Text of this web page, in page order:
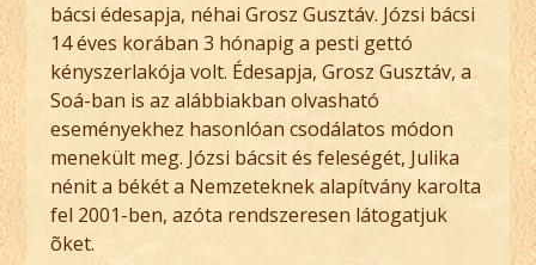
bácsi édesapja, néhai Grosz Gusztáv. Józsi bácsi
14 éves korában 3 hónapig a pesti gettó
kényszerlakója volt. Édesapja, Grosz Gusztáv, a
Soá-ban is az alábbiakban olvasható
eseményekhez hasonlóan csodálatos módon
menekült meg. Józsi bácsit és feleségét, Julika
nénit a békét a Nemzeteknek alapítvány karolta
fel 2001-ben, azóta rendszeresen látogatjuk
õket.